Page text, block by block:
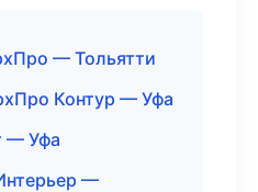
— Тольятти
Контур — Уфа
— Уфа
—